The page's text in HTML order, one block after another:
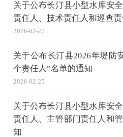
关于公布长汀县小型水库安
责任人、技术责任人和巡查
2026-02-27
关于公布长汀县2026年堤防
个责任人”名单的通知
2026-02-25
关于公布长汀县小型水库安
责任人、主管部门责任人和
知